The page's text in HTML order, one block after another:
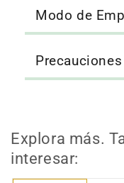
Modo de
Precauciones
Explora más.
interesar: